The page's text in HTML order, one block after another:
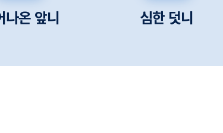
나온 앞니 심한 덧니